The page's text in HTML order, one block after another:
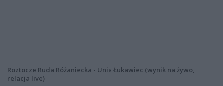
Roztocze Ruda Różaniecka - Unia Łukawiec (wynik na żywo,
relacja live)